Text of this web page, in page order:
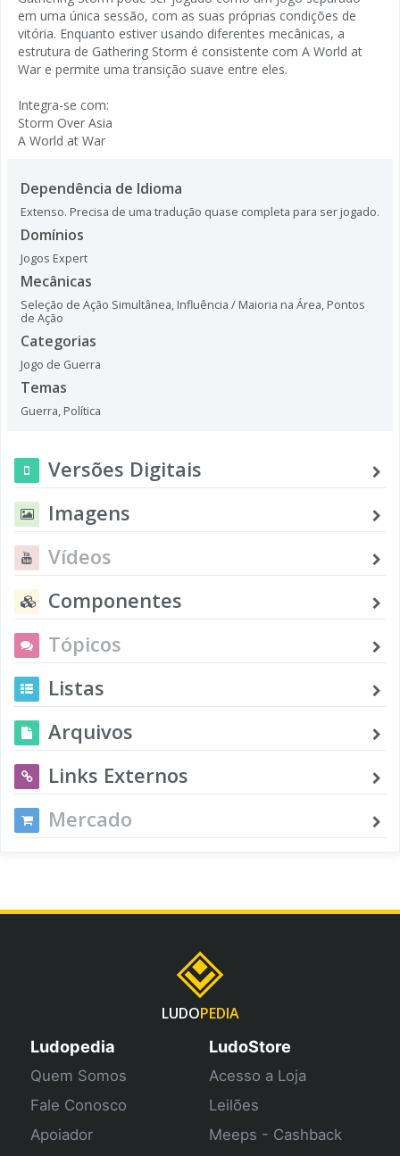
em uma única sessão, com as suas próprias condições de
vitória. Enquanto estiver usando diferentes mecânicas, a
estrutura de Gathering Storm é consistente com A World at
War e permite uma transição suave entre eles.
Integra-se com:
Storm Over Asia
A World at War
Dependência de Idioma
Extenso. Precisa de uma tradução quase completa para ser jogado.
Domínios
Jogos Expert
Mecânicas
Seleção de Ação Simultânea, Influência / Maioria na Área, Pontos
de Ação
Categorias
Jogo de Guerra
Temas
Guerra, Política
Versões Digitais
Imagens
Vídeos
Componentes
Tópicos
Listas
Arquivos
Links Externos
Mercado
LUDOPEDIA
Ludopedia
Quem Somos
Fale Conosco
Apoiador
LudoStore
Acesso a Loja
Leilões
Meeps - Cashback